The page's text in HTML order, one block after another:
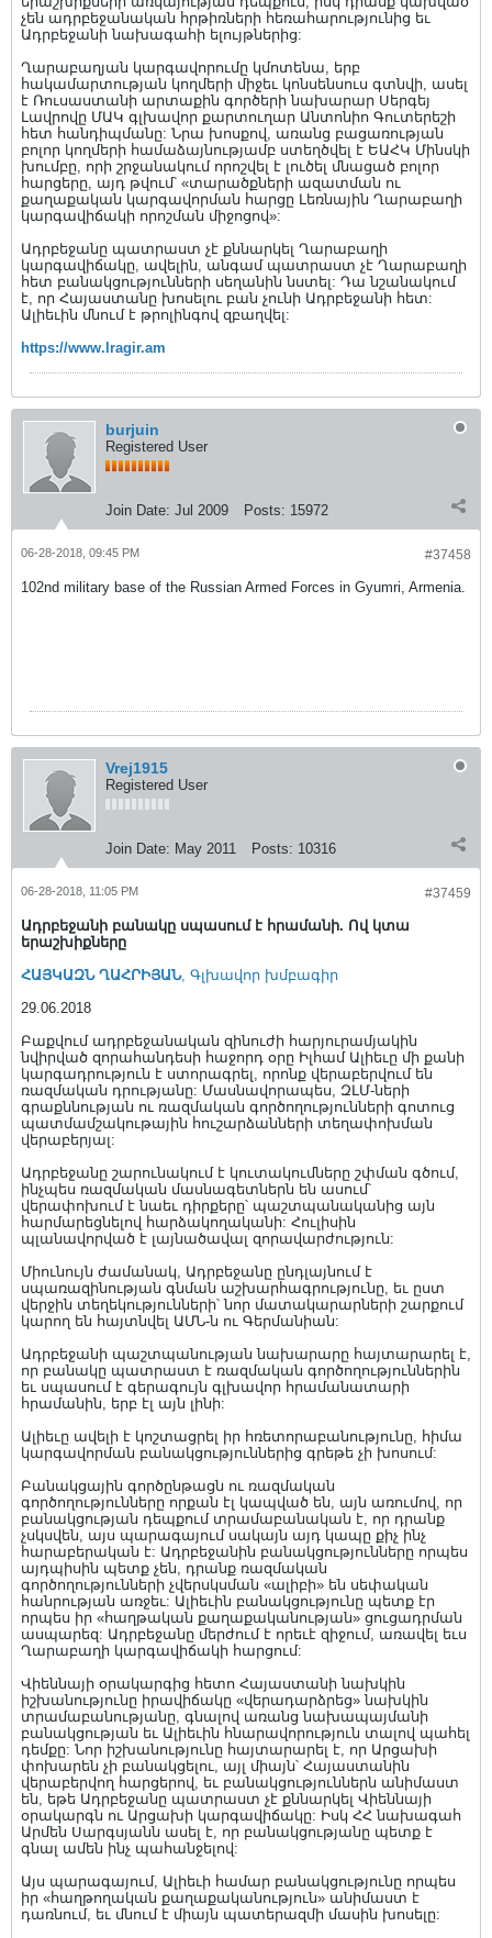
չեն ադրբեջանական հրթիռների հեռահարությունից եւ
Ադրբեջանի նախագահի ելույթներից:
Ղարաբաղյան կարգավորումը կմոտենա, երբ
հակամարտության կողմերի միջեւ կոնսենսուս գտնվի, ասել
է Ռուսաստանի արտաքին գործերի նախարար Սերգեյ
Լավրովը ՄԱԿ գլխավոր քարտուղար Անտոնիո Գուտերեշի
հետ հանդիպմանը: Նրա խոսքով, առանց բացառության
բոլոր կողմերի համաձայնությամբ ստեղծվել է ԵԱՀԿ Մինսկի
խումբը, որի շրջանակում որոշվել է լուծել մնացած բոլոր
հարցերը, այդ թվում՝ «տարածքների ազատման ու
քաղաքական կարգավորման հարցը Լեռնային Ղարաբաղի
կարգավիճակի որոշման միջոցով»:
Ադրբեջանը պատրաստ չէ քննարկել Ղարաբաղի
կարգավիճակը, ավելին, անգամ պատրաստ չէ Ղարաբաղի
հետ բանակցությունների սեղանին նստել: Դա նշանակում
է, որ Հայաստանը խոսելու բան չունի Ադրբեջանի հետ:
Ալիեւին մնում է թրոլինգով զբաղվել:
https://www.lragir.am
burjuin
Registered User
Join Date: Jul 2009 Posts: 15972
#37458
06-28-2018, 09:45 PM
102nd military base of the Russian Armed Forces in Gyumri, Armenia.
Vrej1915
Registered User
Join Date: May 2011 Posts: 10316
#37459
06-28-2018, 11:05 PM
Ադրբեջանի բանակը սպասում է հրամանի. Ով կտա
երաշխիքները
ՀԱՅԿԱԶՆ ՂԱՀՐԻՅԱՆ, Գլխավոր խմբագիր
29.06.2018
Բաքվում ադրբեջանական զինուժի հարյուրամյակին
նվիրված զորահանդեսի հաջորդ օրը Իլհամ Ալիեւը մի քանի
կարգադրություն է ստորագրել, որոնք վերաբերվում են
ռազմական դրությանը: Մասնավորապես, ԶԼՄ-ների
գրաքննության ու ռազմական գործողությունների գոտուց
պատմամշակութային հուշարձանների տեղափոխման
վերաբերյալ:
Ադրբեջանը շարունակում է կուտակումները շփման գծում,
ինչպես ռազմական մասնագետներն են ասում՝
վերափոխում է նաեւ դիրքերը՝ պաշտպանականից այն
հարմարեցնելով հարձակողականի: Հուլիսին
պլանավորված է լայնածավալ զորավարժություն:
Միունույն ժամանակ, Ադրբեջանը ընդլայնում է
սպառազինության գնման աշխարհագրությունը, եւ ըստ
վերջին տեղեկությունների՝ նոր մատակարարների շարքում
կարող են հայտնվել ԱՄՆ-ն ու Գերմանիան:
Ադրբեջանի պաշտպանության նախարարը հայտարարել է,
որ բանակը պատրաստ է ռազմական գործողություններին
եւ սպասում է գերագույն գլխավոր հրամանատարի
հրամանին, երբ էլ այն լինի:
Ալիեւը ավելի է կոշտացրել իր հռետորաբանությունը, հիմա
կարգավորման բանակցություններից գրեթե չի խոսում:
Բանակցային գործընթացն ու ռազմական
գործողությունները որքան էլ կապված են, այն առումով, որ
բանակցության դեպքում տրամաբանական է, որ դրանք
չսկսվեն, այս պարագայում սակայն այդ կապը քիչ ինչ
հարաբերական է: Ադրբեջանին բանակցությունները որպես
այդպիսին պետք չեն, դրանք ռազմական
գործողությունների չվերսկսման «ալիբի» են սեփական
հանրության առջեւ: Ալիեւին բանակցությունը պետք էր
որպես իր «հաղթական քաղաքականության» ցուցադրման
ասպարեզ: Ադրբեջանը մերժում է որեւէ զիջում, առավել եւս
Ղարաբաղի կարգավիճակի հարցում:
Վիեննայի օրակարգից հետո Հայաստանի նախկին
իշխանությունը իրավիճակը «վերադարձրեց» նախկին
տրամաբանությանը, գնալով առանց նախապայմանի
բանակցության եւ Ալիեւին հնարավորություն տալով պահել
դեմքը: Նոր իշխանությունը հայտարարել է, որ Արցախի
փոխարեն չի բանակցելու, այլ միայն՝ Հայաստանին
վերաբերվող հարցերով, եւ բանակցություններն անիմաստ
են, եթե Ադրբեջանը պատրաստ չէ քննարկել Վիեննայի
օրակարգն ու Արցախի կարգավիճակը: Իսկ ՀՀ նախագահ
Արմեն Սարգսյանն ասել է, որ բանակցությանը պետք է
գնալ ամեն ինչ պահանջելով:
Այս պարագայում, Ալիեւի համար բանակցությունը որպես
իր «հաղթողական քաղաքականություն» անիմաստ է
դառնում, եւ մնում է միայն պատերազմի մասին խոսելը: